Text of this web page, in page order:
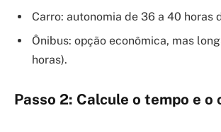
Carro: autonomia de 36 a 40 horas
Ônibus: opção econômica, mas
horas).
Passo 2: Calcule o tempo e